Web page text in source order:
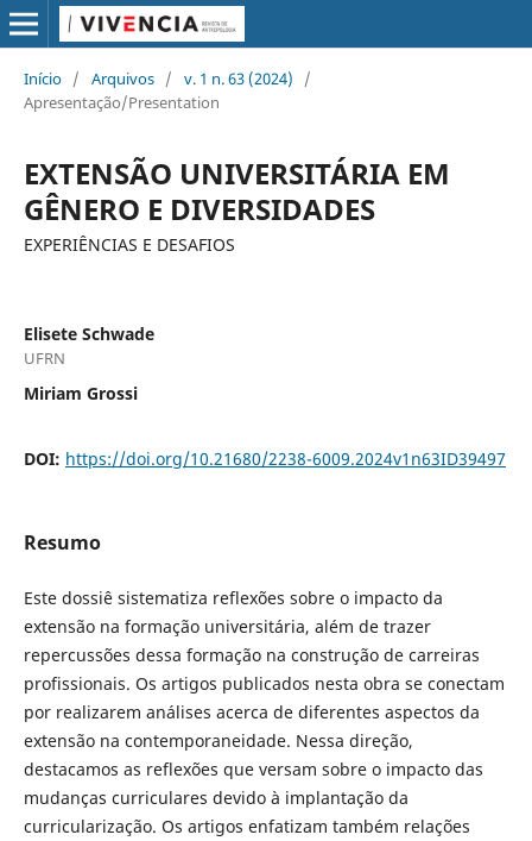
Início / Arquivos / v. 1 n. 63 (2024)
/
Apresentação/Presentation
EXTENSÃO UNIVERSITÁRIA EM
GÊNERO E DIVERSIDADES
EXPERIÊNCIAS E DESAFIOS
Elisete Schwade
UFRN
Miriam Grossi
DOI: https://doi.org/10.21680/2238-6009.2024v1n63ID39497
Resumo
Este dossiê sistematiza reflexões sobre o impacto da
extensão na formação universitária, além de trazer
repercussões dessa formação na construção de carreiras
profissionais. Os artigos publicados nesta obra se conectam
por realizarem análises acerca de diferentes aspectos da
extensão na contemporaneidade. Nessa direção,
destacamos as reflexões que versam sobre o impacto das
mudanças curriculares devido à implantação da
curricularização. Os artigos enfatizam também relações